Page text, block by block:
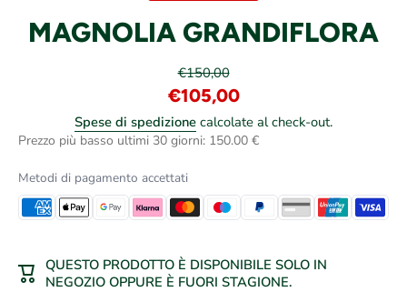
MAGNOLIA GRANDIFLORA
€150,00
€105,00
Spese di spedizione calcolate al check-out.
Prezzo più basso ultimi 30 giorni: 150.00 €
Metodi di pagamento accettati
QUESTO PRODOTTO È DISPONIBILE SOLO IN
NEGOZIO OPPURE È FUORI STAGIONE.